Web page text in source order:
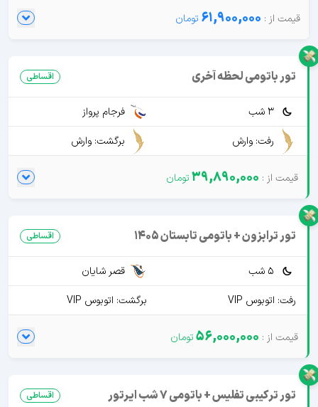
61,900,000
تور باتومی لحظه آخری اقساطی
3 شب
فرجام پرواز
رفت: وارش
برگشت: وارش
39,890,000
تور ترابزون + باتومی تابستان 1405 اقساطی
5 شب
قصر شایان
رفت: اتوبوس VIP
برگشت: اتوبوس VIP
56,000,000
تور ترکیبی تفلیس + باتومی 7 شب ایرتور اقساطی